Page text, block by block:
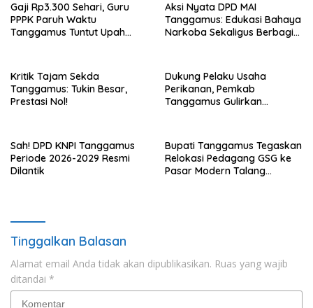
Gaji Rp3.300 Sehari, Guru
PPPK Paruh Waktu
Tanggamus Tuntut Upah
Aksi Nyata DPD MAI
Tanggamus: Edukasi Bahaya
Narkoba Sekaligus Berbagi
Kritik Tajam Sekda
Tanggamus: Tukin Besar,
Prestasi Nol!
Dukung Pelaku Usaha
Perikanan, Pemkab
Tanggamus Gulirkan
Sah! DPD KNPI Tanggamus
Periode 2026-2029 Resmi
Dilantik
Bupati Tanggamus Tegaskan
Relokasi Pedagang GSG ke
Pasar Modern Talang
Tinggalkan Balasan
Alamat email Anda tidak akan dipublikasikan. Ruas yang wajib
ditandai *